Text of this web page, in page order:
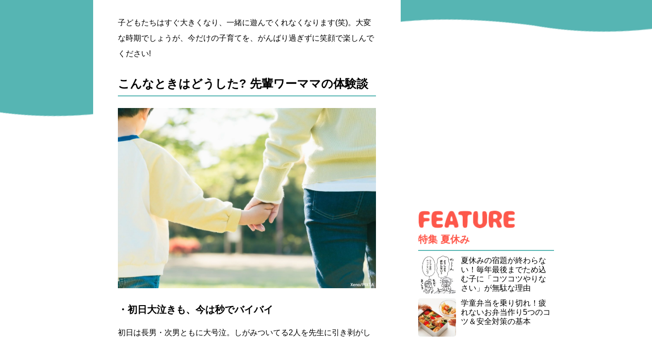
子どもたちはすぐ大きくなり、一緒に遊んでくれなくなります(笑)。大変
な時期でしょうが、今だけの子育てを、がんばり過ぎずに笑顔で楽しんで
ください!
こんなときはどうした? 先輩ワーママの体験談
・初日大泣きも、今は秒でバイバイ
初日は長男・次男ともに大号泣。しがみついてる2人を先生に引き剥がし
特集 夏休み
夏休みの宿題が終わらな
い！毎年最後までため込
む子に「コツコツやりな
さい」が無駄な理由
学童弁当を乗り切れ！疲
れないお弁当作り5つのコ
ツ＆安全対策の基本